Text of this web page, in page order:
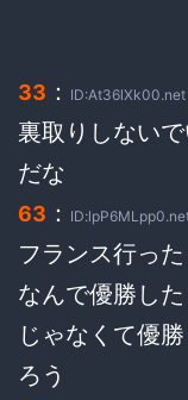
33 ： ID:At36lXk00.net
裏取りしない
だな
63 ：
フランス行っ
なんで優勝し
じゃなくて優
ろう